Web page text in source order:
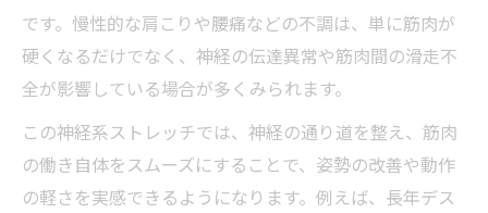
神経系ストレッチで得られる姿勢変化のポ
イント
体験談からみる神経系ストレッチの実感効
仙台で話題の神経系ストレッチ効果解析
神経系ストレッチ 仙台で効果が話題の理由
です。慢性的な肩こりや腰痛などの不調は、単に筋肉が
硬くなるだけでなく、神経の伝達異常や筋肉間の滑走不
全が影響している場合が多くみられます。
この神経系ストレッチでは、神経の通り道を整え、筋肉
の働き自体をスムーズにすることで、姿勢の改善や動作
の軽さを実感できるようになります。例えば、長年デス